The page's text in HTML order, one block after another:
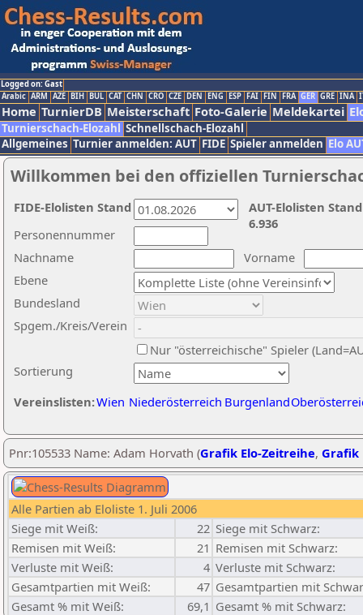
Logged on: Gast
Arabic ARM AZE BIH BUL CAT CHN CRO CZE DEN ENG ESP FAI FIN FRA GER GRE INA
Home TurnierDB Meisterschaft Foto-Galerie Meldekartei
Turnierschach-Elozahl Schnellschach-Elozahl
Allgemeines Turnier anmelden: AUT FIDE Spieler anmelden Elo
Willkommen bei den offiziellen
Nachname
Vorname
Ebene
Sortierung
Personennummer
Bundesland
Spgem./Kreis/Verein
Nur "österreichische" Spieler
Vereinslisten:Wien Niederösterreich Burgenland
AUT-Elolisten
6.936
FIDE-Elolisten Stand
Pnr:105533 Name: Adam Horvath (Grafik Elo-Zeitreihe, Grafik
Alle Partien ab Eloliste 1. Juli 2006
Siege mit Weiß:
22 Siege mit Schwarz:
Remisen mit Weiß:
21 Remisen mit Schwarz:
Verluste mit Weiß:
4 Verluste mit Schwarz:
Gesamtpartien mit Weiß:
47 Gesamtpartien mit
Gesamt % mit Weiß:
69,1 Gesamt % mit Schwarz: